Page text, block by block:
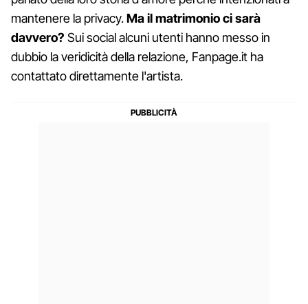
mantenere la privacy.Ma il matrimonio ci sarà
davvero? Sui social alcuni utenti hanno messo in
dubbio la veridicità della relazione, Fanpage.it ha
contattato direttamente l'artista.